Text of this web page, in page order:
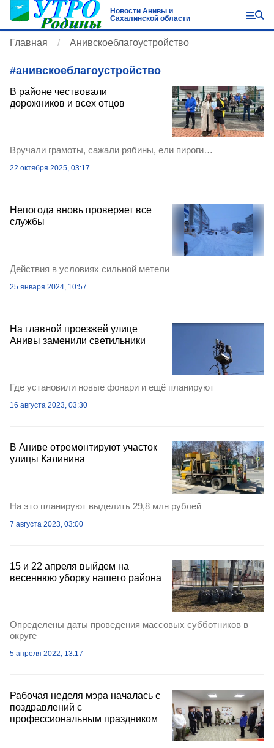
Новости Анивы и
Сахалинской области
Главная Анивскоеблагоустройство
#анивскоеблагоустройство
В районе чествовали
дорожников и всех отцов
Вручали грамоты, сажали рябины, ели пироги…
22 октября 2025, 03:17
Непогода вновь проверяет все
службы
Действия в условиях сильной метели
25 января 2024, 10:57
На главной проезжей улице
Анивы заменили светильники
Где установили новые фонари и ещё планируют
16 августа 2023, 03:30
В Аниве отремонтируют участок
улицы Калинина
На это планируют выделить 29,8 млн рублей
7 августа 2023, 03:00
15 и 22 апреля выйдем на
весеннюю уборку нашего района
Определены даты проведения массовых субботников в
округе
5 апреля 2022, 13:17
Рабочая неделя мэра началась с
поздравлений с
профессиональным праздником